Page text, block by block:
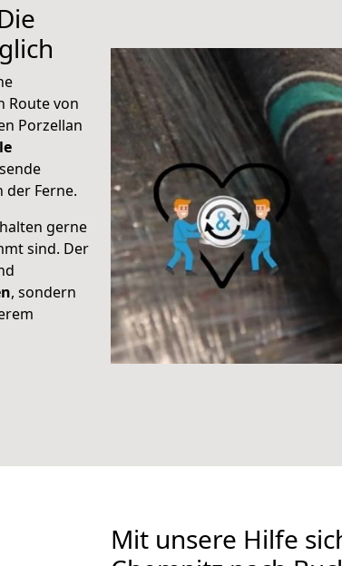
Route von
Porzellan
der Ferne.
gerne
sind. Der
, sondern
Mit unsere Hilfe